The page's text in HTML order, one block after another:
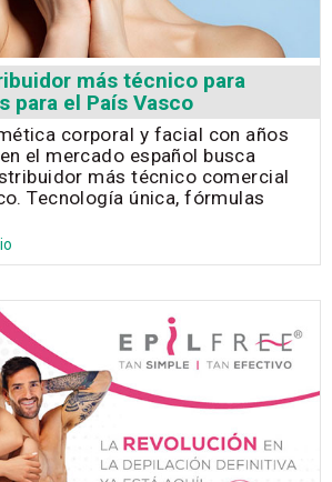
más técnico para
para el País Vasco
corporal y facial con años
el mercado español busca
más técnico comercial
Tecnología única, fórmulas